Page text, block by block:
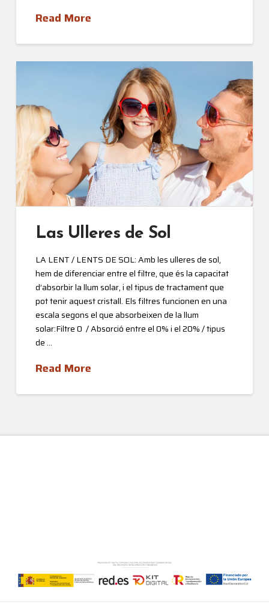
Read More
Las Ulleres de Sol
LA LENT / LENTS DE SOL: Amb les ulleres de sol,
hem de diferenciar entre el filtre, que és la capacitat
d’absorbir la llum solar, i el tipus de tractament que
pot tenir aquest cristall. Els filtres funcionen en una
escala segons el que absorbeixen de la llum
solar:Filtre 0 / Absorció entre el 0% i el 20% / tipus
de …
Read More